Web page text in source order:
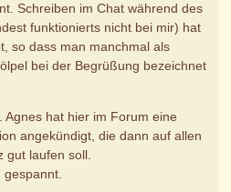
Schreiben im Chat während des
funktionierts nicht bei mir) hat
so dass man manchmal als
bei der Begrüßung bezeichnet
Agnes hat hier im Forum eine
angekündigt, die dann auf allen
gut laufen soll.
gespannt.